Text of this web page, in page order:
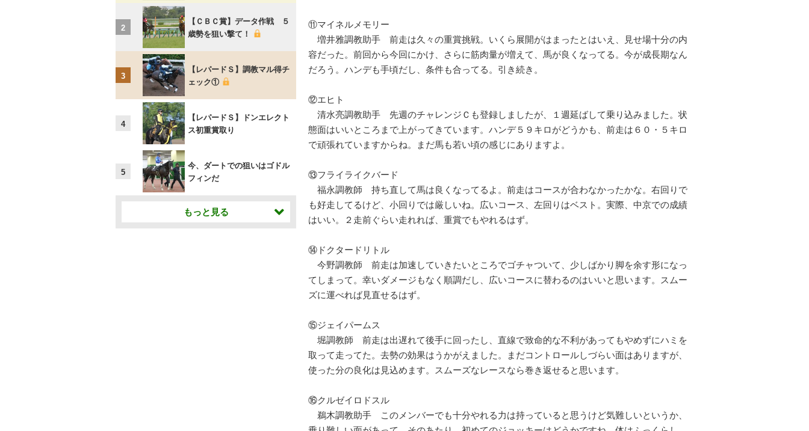
⑪マイネルメモリー
増井雅調教助手 前走は久々の重賞挑戦。いくら展開がはまったとはいえ、見せ場十分の内
容だった。前回から今回にかけ、さらに筋肉量が増えて、馬が良くなってる。今が成長期なん
だろう。ハンデも手頃だし、条件も合ってる。引き続き。
⑫エヒト
清水亮調教助手 先週のチャレンジＣも登録しましたが、１週延ばして乗り込みました。状
態面はいいところまで上がってきています。ハンデ５９キロがどうかも、前走は６０・５キロ
で頑張れていますからね。まだ馬も若い頃の感じにありますよ。
⑬フライライクバード
福永調教師 持ち直して馬は良くなってるよ。前走はコースが合わなかったかな。右回りで
も好走してるけど、小回りでは厳しいね。広いコース、左回りはベスト。実際、中京での成績
はいい。２走前ぐらい走れれば、重賞でもやれるはず。
⑭ドクタードリトル
今野調教師 前走は加速していきたいところでゴチャついて、少しばかり脚を余す形になっ
てしまって。幸いダメージもなく順調だし、広いコースに替わるのはいいと思います。スムー
ズに運べれば見直せるはず。
⑮ジェイパームス
堀調教師 前走は出遅れて後手に回ったし、直線で致命的な不利があってもやめずにハミを
取って走ってた。去勢の効果はうかがえました。まだコントロールしづらい面はありますが、
使った分の良化は見込めます。スムーズなレースなら巻き返せると思います。
⑯クルゼイロドスル
鵜木調教助手 このメンバーでも十分やれる力は持っていると思うけど気難しいというか、
2
【ＣＢＣ賞】データ作戦 ５
歳勢を狙い撃て！
3
【レパードＳ】調教マル得チ
ェック①
4
【レパードＳ】ドンエレクト
ス初重賞取り
5
今、ダートでの狙いはゴドル
フィンだ
もっと見る